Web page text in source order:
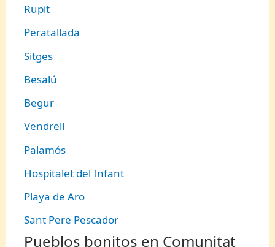
Rupit
Peratallada
Sitges
Besalú
Begur
Vendrell
Palamós
Hospitalet del Infant
Playa de Aro
Sant Pere Pescador
Pueblos bonitos en Comunitat